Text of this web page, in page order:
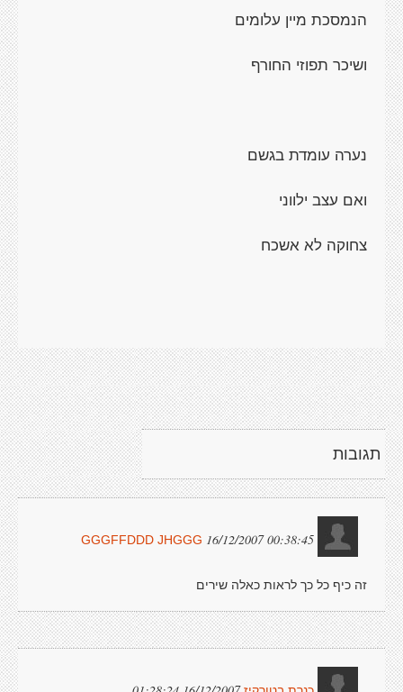
הנמסכת מיין עלומים
ושיכר תפוזי החורף
נערה עומדת בגשם
ואם עצב ילווני
צחוקה לא אשכח
תגובות
GGGFFDDD JHGGG 16/12/2007 00:38:45
זה כיף כל כך לראות כאלה שירים